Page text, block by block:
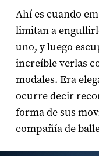
Ahí es cuando
limitan a
uno, y luego
increíble verlas
modales. Era
ocurre decir
forma de sus
compañía de